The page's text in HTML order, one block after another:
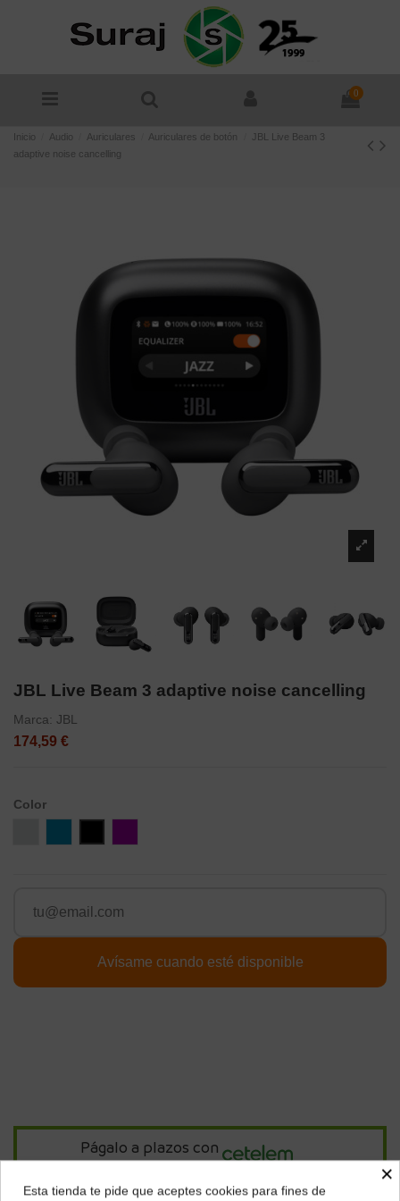
0
Inicio Audio Auriculares Auriculares de botón
JBL Live Beam 3
adaptive noise cancelling
JBL Live Beam 3 adaptive noise cancelling
Marca: JBL
174,59 €
Color
Págalo a plazos con
×
Esta tienda te pide que aceptes cookies para fines de